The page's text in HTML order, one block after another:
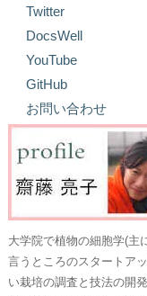
Twitter
DocsWell
YouTube
GitHub
お問い合わせ
大学院で植物の細胞学(主
言うところのスタートア
い栽培の調査と技法の開